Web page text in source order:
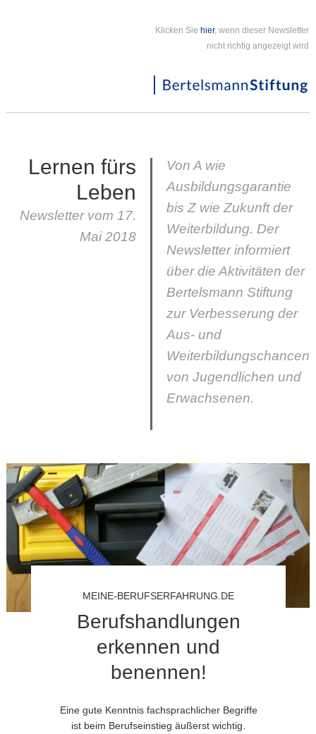
Klicken Sie hier, wenn dieser Newsletter
nicht richtig angezeigt wird
Lernen fürs
Leben
Newsletter vom 17.
Mai 2018
Von A wie
Ausbildungsgarantie
bis Z wie Zukunft der
Weiterbildung. Der
Newsletter informiert
über die Aktivitäten der
Bertelsmann Stiftung
zur Verbesserung der
Aus- und
Weiterbildungschancen
von Jugendlichen und
Erwachsenen.
MEINE-BERUFSERFAHRUNG.DE
Berufshandlungen
erkennen und
benennen!
Eine gute Kenntnis fachsprachlicher Begriffe
ist beim Berufseinstieg äußerst wichtig.